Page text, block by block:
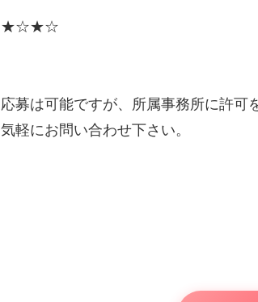
募は可能ですが、所属事務所に許可
軽にお問い合わせ下さい。